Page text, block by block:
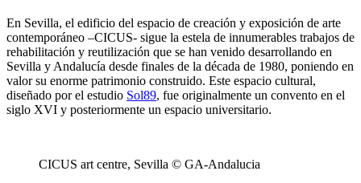
En Sevilla, el edificio del espacio de creación y exposición de arte
contemporáneo –CICUS- sigue la estela de innumerables trabajos de
rehabilitación y reutilización que se han venido desarrollando en
Sevilla y Andalucía desde finales de la década de 1980, poniendo en
valor su enorme patrimonio construido. Este espacio cultural,
diseñado por el estudio Sol89, fue originalmente un convento en el
siglo XVI y posteriormente un espacio universitario.
CICUS art centre, Sevilla © GA-Andalucia